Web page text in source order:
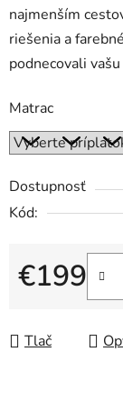
najmenším
riešenia a
podnecovali
Matrac
Dostupnosť
Kód:
€199
Jednotková
Tlač